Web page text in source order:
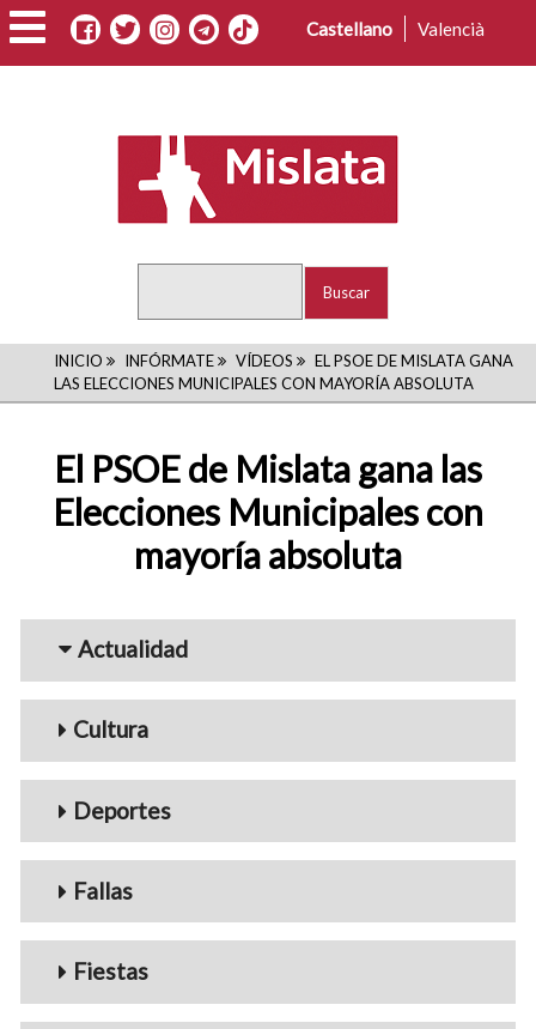
Pasar
al
contenido
Castellano Valencià
RUTA
DE
NAVEGACIÓN
INICIO INFÓRMATE VÍDEOS
EL PSOE DE MISLATA GANA
LAS ELECCIONES MUNICIPALES CON MAYORÍA ABSOLUTA
El PSOE de Mislata gana las
Elecciones Municipales con
mayoría absoluta
Menu_Videos
Actualidad
Cultura
Deportes
Fallas
Fiestas